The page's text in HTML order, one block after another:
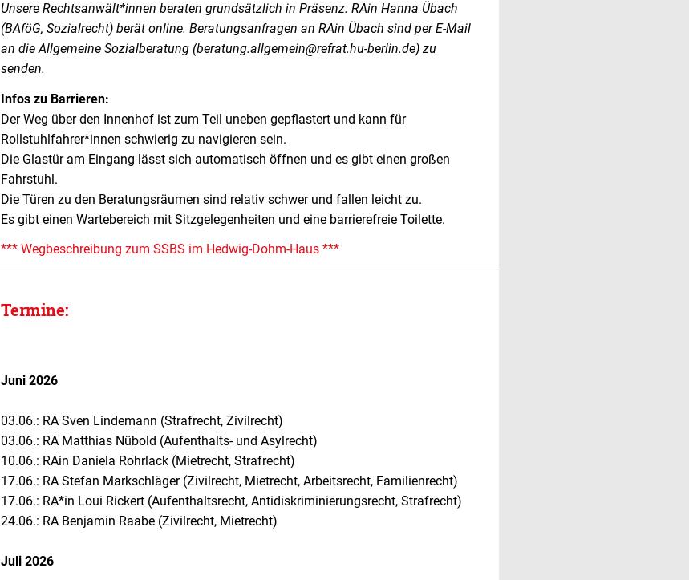
Unsere Rechtsanwält*innen beraten grundsätzlich in Präsenz. RAin Hanna Übach
(BAföG, Sozialrecht) berät online. Beratungsanfragen an RAin Übach sind per E-Mail
an die Allgemeine Sozialberatung (beratung.allgemein@refrat.hu-berlin.de) zu
senden.
Infos zu Barrieren:
Der Weg über den Innenhof ist zum Teil uneben gepflastert und kann für
Rollstuhlfahrer*innen schwierig zu navigieren sein.
Die Glastür am Eingang lässt sich automatisch öffnen und es gibt einen großen
Fahrstuhl.
Die Türen zu den Beratungsräumen sind relativ schwer und fallen leicht zu.
Es gibt einen Wartebereich mit Sitzgelegenheiten und eine barrierefreie Toilette.
*** Wegbeschreibung zum SSBS im Hedwig-Dohm-Haus ***
Termine:
Juni 2026
03.06.: RA Sven Lindemann (Strafrecht, Zivilrecht)
03.06.: RA Matthias Nübold (Aufenthalts- und Asylrecht)
10.06.: RAin Daniela Rohrlack (Mietrecht, Strafrecht)
17.06.: RA Stefan Markschläger (Zivilrecht, Mietrecht, Arbeitsrecht, Familienrecht)
17.06.: RA*in Loui Rickert (Aufenthaltsrecht, Antidiskriminierungsrecht, Strafrecht)
24.06.: RA Benjamin Raabe (Zivilrecht, Mietrecht)
Juli 2026